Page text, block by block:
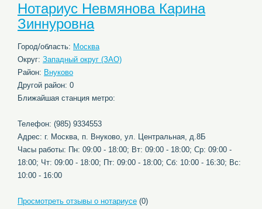
Нотариус Невмянова Карина
Зиннуровна
Город/область: Москва
Округ: Западный округ (ЗАО)
Район: Внуково
Другой район: 0
Ближайшая станция метро:
Телефон: (985) 9334553
Адрес: г. Москва, п. Внуково, ул. Центральная, д.8Б
Часы работы: Пн: 09:00 - 18:00; Вт: 09:00 - 18:00; Ср: 09:00 -
18:00; Чт: 09:00 - 18:00; Пт: 09:00 - 18:00; Сб: 10:00 - 16:30; Вс:
10:00 - 16:00
Просмотреть отзывы о нотариусе (0)